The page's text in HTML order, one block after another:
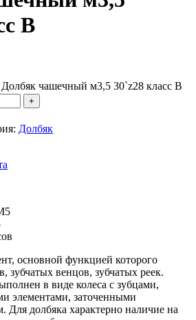
В
Долбяк чашечный м3,5 30`z28 класс В
Долбяк
основной функцией которого
зубчатых венцов, зубчатых реек.
в виде колеса с зубцами,
элементами, заточенными
Для долбяка характерно наличие на